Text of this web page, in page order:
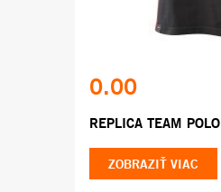
0.00
REPLICA TEAM POLO
ZOBRAZIŤ VIAC